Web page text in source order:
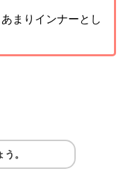
まりインナーとし
。